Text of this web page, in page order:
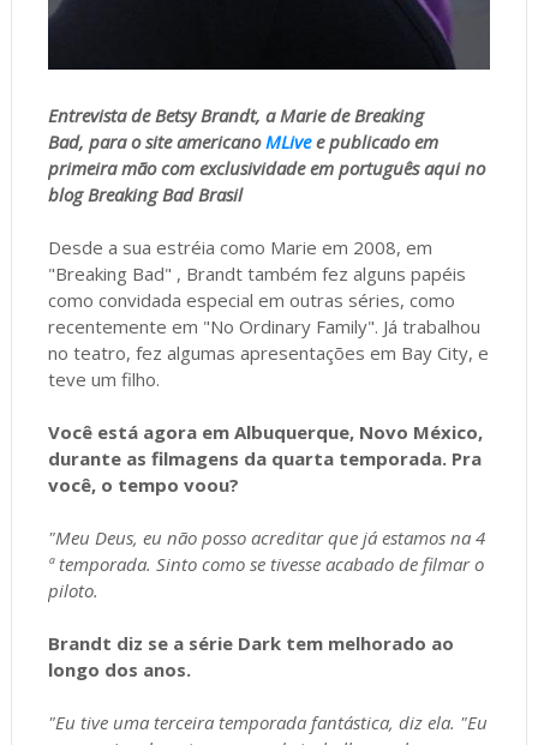
Entrevista de Betsy Brandt, a Marie de Breaking
Bad, para o site americanoMLivee publicado em
primeira mão com exclusividade em português aqui no
blog Breaking Bad Brasil
Desde a sua estréia como Marie em 2008, em
"Breaking Bad" , Brandt também fez alguns papéis
como convidada especial em outras séries, como
recentemente em "No Ordinary Family". Já trabalhou
no teatro, fez algumas apresentações em Bay City, e
teve um filho.
Você está agora em Albuquerque, Novo México,
durante as filmagens da quarta temporada. Pra
você, o tempo voou?
"Meu Deus, eu não posso acreditar que já estamos na 4
ª temporada. Sinto como se tivesse acabado de filmar o
piloto.
Brandt diz se a série Dark tem melhorado ao
longo dos anos.
"Eu tive uma terceira temporada fantástica, diz ela. "Eu